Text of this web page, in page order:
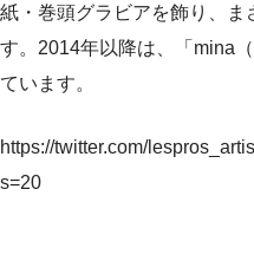
紙・巻頭グラビアを飾り、
す。2014年以降は、「mina
ています。
https://twitter.com/
s=20